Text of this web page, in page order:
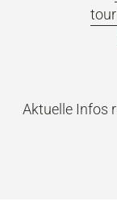
Aktuelle Infos